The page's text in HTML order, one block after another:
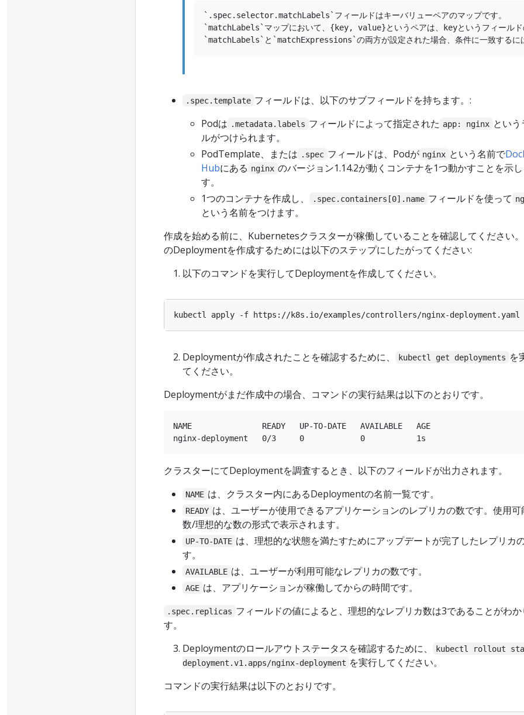
`.spec.selector.matchLabels`フィールドはキーバリューペアのマップです。
`matchLabels`マップにおいて、{key, value}というペアは、keyというフィール
.spec.template フィールドは、以下のサブフィールドを持ちます。:
Podは .metadata.labels フィールドによって指定された app: nginx という
ルがつけられます。
PodTemplate、または .spec フィールドは、Podが nginx という名前で
Hubにある nginx のバージョン1.14.2が動くコンテナを1つ動かすことを示し
す。
1つのコンテナを作成し、
.spec.containers[0].name フィールドを使って
という名前をつけます。
作成を始める前に、Kubernetesクラスターが稼働していることを確認してください
のDeploymentを作成するためには以下のステップにしたがってください:
以下のコマンドを実行してDeploymentを作成してください。
Deploymentが作成されたことを確認するために、 kubectl get deployments を
てください。
Deploymentがまだ作成中の場合、コマンドの実行結果は以下のとおりです。
NAME               READY   UP-TO-DATE   AVAILABLE   AGE
クラスターにてDeploymentを調査するとき、以下のフィールドが出力されます。
NAME は、クラスター内にあるDeploymentの名前一覧です。
READY は、ユーザーが使用できるアプリケーションのレプリカの数です。使用可
数/理想的な数の形式で表示されます。
UP-TO-DATE は、理想的な状態を満たすためにアップデートが完了したレプリカ
す。
AVAILABLE は、ユーザーが利用可能なレプリカの数です。
AGE は、アプリケーションが稼働してからの時間です。
.spec.replicas フィールドの値によると、理想的なレプリカ数は3であることがわか
す。
Deploymentのロールアウトステータスを確認するために、
kubectl rollout
deployment.v1.apps/nginx-deployment を実行してください。
コマンドの実行結果は以下のとおりです。